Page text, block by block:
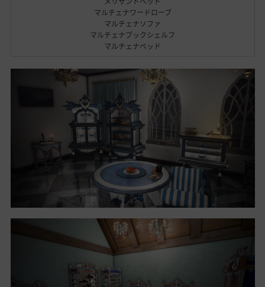
マルチェナワードローブ
マルチェナソファ
マルチェナブックシェルフ
マルチェナベッド